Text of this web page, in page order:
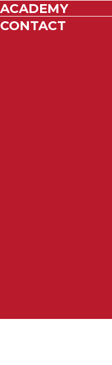
ACADEMY
CONTACT